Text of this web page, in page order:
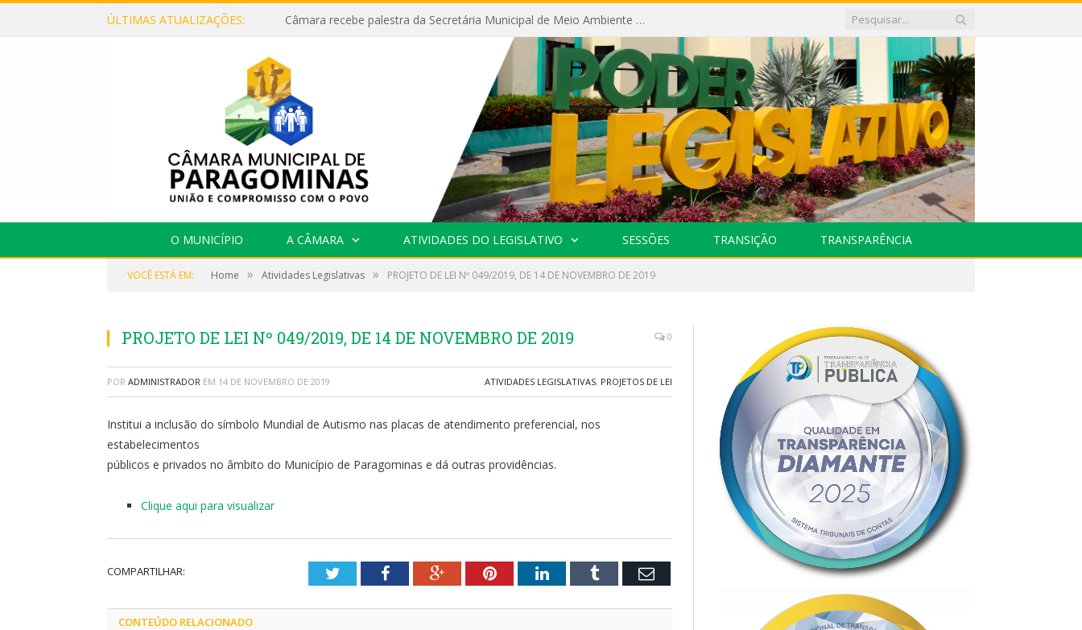
ÚLTIMAS ATUALIZAÇÕES: Câmara recebe palestra da Secretária Municipal de Meio Ambiente sobre as ações da “SEMANA DO MEIO AMBIENTE”
O MUNICÍPIO A CÂMARA ATIVIDADES DO LEGISLATIVO SESSÕES TRANSIÇÃO TRANSPARÊNCIA
VOCÊ ESTÁ EM: Home » Atividades Legislativas » PROJETO DE LEI Nº 049/2019, DE 14 DE NOVEMBRO DE 2019
PROJETO DE LEI Nº 049/2019, DE 14 DE NOVEMBRO DE 2019 0
POR ADMINISTRADOR EM 14 DE NOVEMBRO DE 2019 ATIVIDADES LEGISLATIVAS, PROJETOS DE LEI
Institui a inclusão do símbolo Mundial de Autismo nas placas de atendimento preferencial, nos
estabelecimentos
públicos e privados no âmbito do Município de Paragominas e dá outras providências.
Clique aqui para visualizar
COMPARTILHAR: TwitterFacebookGoogle+PinterestLinkedInTumblr Email
CONTEÚDO RELACIONADO